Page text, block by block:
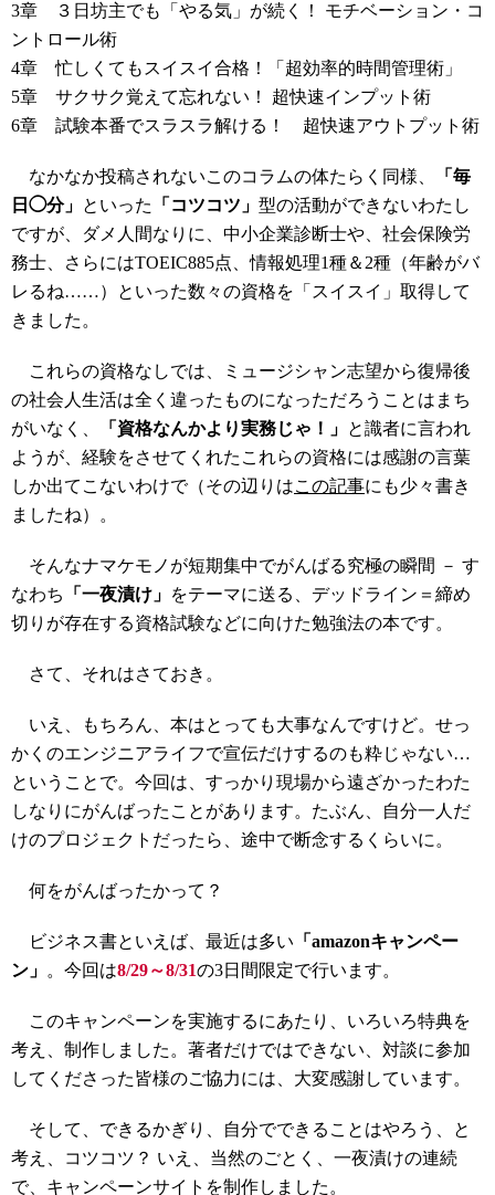
3章 ３日坊主でも「やる気」が続く！ モチベーション・コ
ントロール術
4章 忙しくてもスイスイ合格！「超効率的時間管理術」
5章 サクサク覚えて忘れない！ 超快速インプット術
6章 試験本番でスラスラ解ける！ 超快速アウトプット術
なかなか投稿されないこのコラムの体たらく同様、
「毎
日◯分」 といった 「コツコツ」 型の活動ができないわたし
ですが、ダメ人間なりに、中小企業診断士や、社会保険労
務士、さらにはTOEIC885点、情報処理1種＆2種（年齢がバ
レるね……）といった数々の資格を「スイスイ」取得して
きました。
これらの資格なしでは、ミュージシャン志望から復帰後
の社会人生活は全く違ったものになっただろうことはまち
がいなく、
「資格なんかより実務じゃ！」 と識者に言われ
ようが、経験をさせてくれたこれらの資格には感謝の言葉
しか出てこないわけで（その辺りはこの記事にも少々書き
ましたね）。
そんなナマケモノが短期集中でがんばる究極の瞬間 － す
なわち
「一夜漬け」 をテーマに送る、デッドライン＝締め
切りが存在する資格試験などに向けた勉強法の本です。
さて、それはさておき。
いえ、もちろん、本はとっても大事なんですけど。せっ
かくのエンジニアライフで宣伝だけするのも粋じゃない…
ということで。今回は、すっかり現場から遠ざかったわた
しなりにがんばったことがあります。たぶん、自分一人だ
けのプロジェクトだったら、途中で断念するくらいに。
何をがんばったかって？
ビジネス書といえば、最近は多い 「amazonキャンペー
ン」 。今回は8/29～8/31の3日間限定で行います。
このキャンペーンを実施するにあたり、いろいろ特典を
考え、制作しました。著者だけではできない、対談に参加
してくださった皆様のご協力には、大変感謝しています。
そして、できるかぎり、自分でできることはやろう、と
考え、コツコツ？ いえ、当然のごとく、一夜漬けの連続
で、キャンペーンサイトを制作しました。